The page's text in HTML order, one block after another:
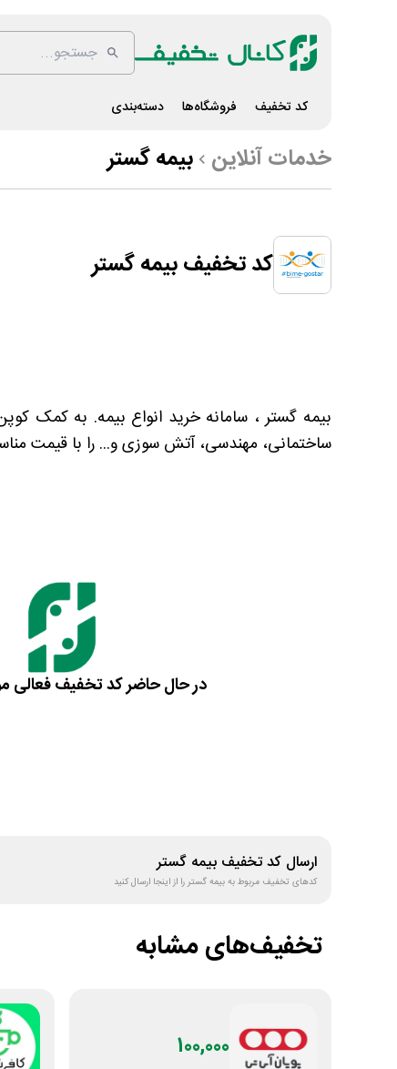
کد تخفیف فروشگاه‌ها دسته‌بندی
خدمات آنلاین بیمه گستر
کد تخفیف بیمه گستر
بیمه گستر ، سامانه خرید انواع بیمه. به کمک
ساختمانی، مهندسی، آتش سوزی و... را با قیمت
در حال حاضر کد تخفیف فعالی
ارسال کد تخفیف بیمه گستر
کدهای تخفیف مربوط بهبیمه گستررا از اینجا ارسال کنید
تخفیف‌های مشابه
100,000